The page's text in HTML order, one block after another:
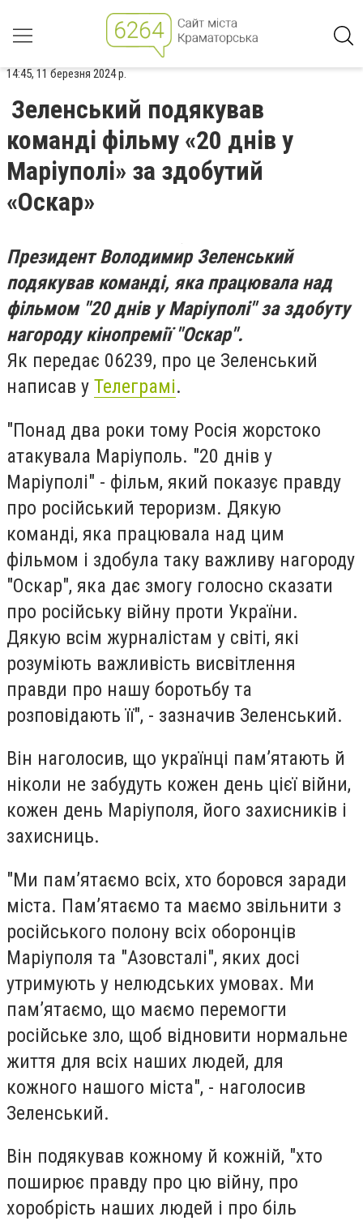
14:45, 11 березня 2024 р.
Зеленський подякував
команді фільму «20 днів у
Маріуполі» за здобутий
«Оскар»
Президент Володимир Зеленський
подякував команді, яка працювала над
фільмом "20 днів у Маріуполі" за здобуту
нагороду кінопремії "Оскар".
Як передає 06239, про це Зеленський
написав у Телеграмі.
"Понад два роки тому Росія жорстоко
атакувала Маріуполь. "20 днів у
Маріуполі" - фільм, який показує правду
про російський тероризм. Дякую
команді, яка працювала над цим
фільмом і здобула таку важливу нагороду
"Оскар", яка дає змогу голосно сказати
про російську війну проти України.
Дякую всім журналістам у світі, які
розуміють важливість висвітлення
правди про нашу боротьбу та
розповідають її", - зазначив Зеленський.
Він наголосив, що українці пам’ятають й
ніколи не забудуть кожен день цієї війни,
кожен день Маріуполя, його захисників і
захисниць.
"Ми пам’ятаємо всіх, хто боровся заради
міста. Пам’ятаємо та маємо звільнити з
російського полону всіх оборонців
Маріуполя та "Азовсталі", яких досі
утримують у нелюдських умовах. Ми
пам’ятаємо, що маємо перемогти
російське зло, щоб відновити нормальне
життя для всіх наших людей, для
кожного нашого міста", - наголосив
Зеленський.
Він подякував кожному й кожній, "хто
поширює правду про цю війну, про
хоробрість наших людей і про біль